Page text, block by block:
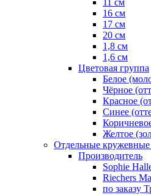
11 см
16 см
17 см
20 см
1,8 см
1,6 см
Цветовая группа
Белое
Чёрное
Красное
Синее
Желтое
Отдельные
Производитель
Sophie
Riechers
по заказу